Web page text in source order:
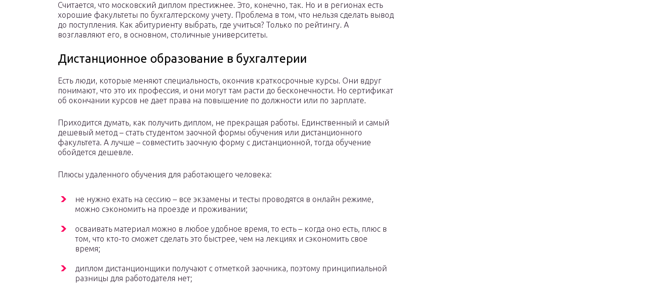
Считается, что московский диплом престижнее. Это, конечно, так. Но и в регионах есть
хорошие факультеты по бухгалтерскому учету. Проблема в том, что нельзя сделать вывод
до поступления. Как абитуриенту выбрать, где учиться? Только по рейтингу. А
возглавляют его, в основном, столичные университеты.
Дистанционное образование в бухгалтерии
Есть люди, которые меняют специальность, окончив краткосрочные курсы. Они вдруг
понимают, что это их профессия, и они могут там расти до бесконечности. Но сертификат
об окончании курсов не дает права на повышение по должности или по зарплате.
Приходится думать, как получить диплом, не прекращая работы. Единственный и самый
дешевый метод – стать студентом заочной формы обучения или дистанционного
факультета. А лучше – совместить заочную форму с дистанционной, тогда обучение
обойдется дешевле.
Плюсы удаленного обучения для работающего человека:
не нужно ехать на сессию – все экзамены и тесты проводятся в онлайн режиме,
можно сэкономить на проезде и проживании;
осваивать материал можно в любое удобное время, то есть – когда оно есть, плюс в
том, что кто-то сможет сделать это быстрее, чем на лекциях и сэкономить свое
время;
диплом дистанционщики получают с отметкой заочника, поэтому принципиальной
разницы для работодателя нет;